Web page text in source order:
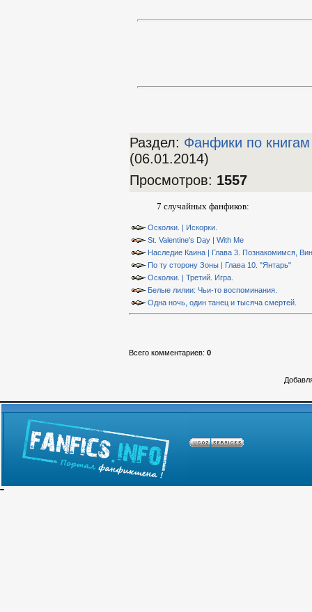
Раздел: Фанфики по книгам
(06.01.2014)
Просмотров: 1557
7 случайных фанфиков:
Осколки. | Искорки.
St. Valentine's Day | With Me
Наследие Каина | Глава 3. Познакомимся,
По ту сторону Зоны | Глава 10. "Янтарь"
Осколки. | Третий. Игра.
Белые лилии: Чьи-то воспоминания.
Одна ночь, один танец и тысяча смертей.
Всего комментариев: 0